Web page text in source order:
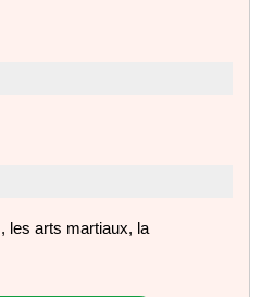
les arts martiaux, la